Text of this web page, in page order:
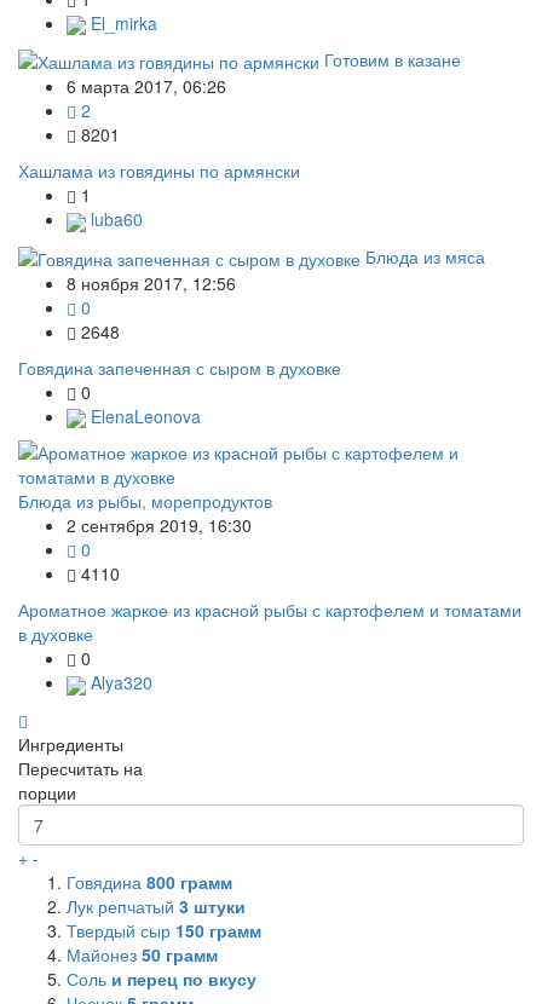
El_mirka
Готовим в казане
6 марта 2017, 06:26
2
8201
Хашлама из говядины по армянски
1
luba60
Блюда из мяса
8 ноября 2017, 12:56
0
2648
Говядина запеченная с сыром в духовке
0
ElenaLeonova
Блюда из рыбы, морепродуктов
2 сентября 2019, 16:30
0
4110
Ароматное жаркое из красной рыбы с картофелем и томатами
в духовке
0
Alya320
Ингредиенты
Пересчитать на
порции
+ -
Говядина 800 грамм
Лук репчатый 3 штуки
Твердый сыр 150 грамм
Майонез 50 грамм
Соль и перец по вкусу